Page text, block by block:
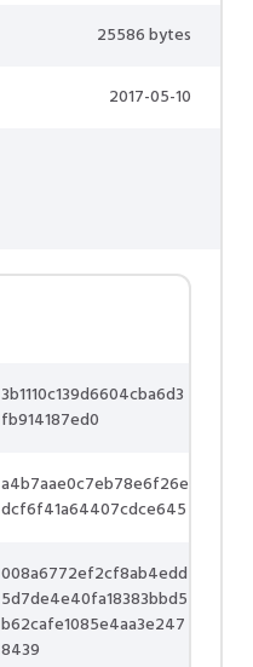
25586 bytes
2017-05-10
3b1110c139d6604cba6d3
fb914187ed0
a4b7aae0c7eb78e6f26e
dcf6f41a64407cdce645
008a6772ef2cf8ab4edd
5d7de4e40fa18383bbd5
b62cafe1085e4aa3e247
8439